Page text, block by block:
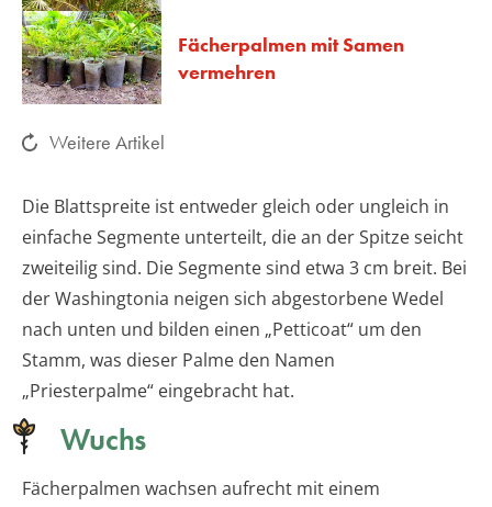
Fächerpalmen mit Samen
vermehren
Weitere Artikel
Die Blattspreite ist entweder gleich oder ungleich in
einfache Segmente unterteilt, die an der Spitze seicht
zweiteilig sind. Die Segmente sind etwa 3 cm breit. Bei
der Washingtonia neigen sich abgestorbene Wedel
nach unten und bilden einen „Petticoat“ um den
Stamm, was dieser Palme den Namen
„Priesterpalme“ eingebracht hat.
Wuchs
Fächerpalmen wachsen aufrecht mit einem